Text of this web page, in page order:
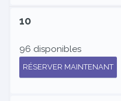
10
96 disponibles
RÉSERVER MAINTENANT